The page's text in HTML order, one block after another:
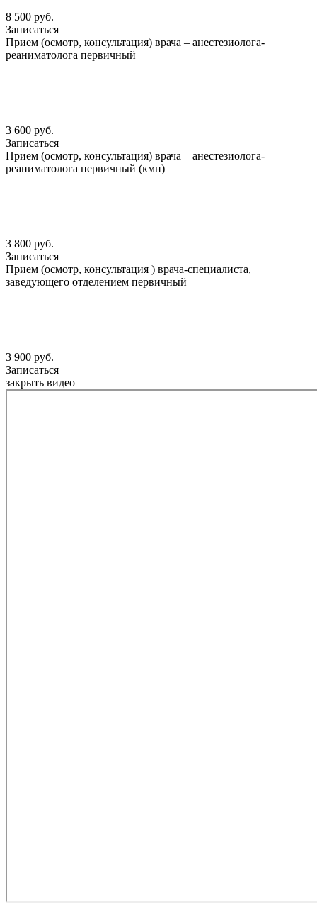
8 500 руб.
Записаться
Прием (осмотр, консультация) врача – анестезиолога-
реаниматолога первичный
3 600 руб.
Записаться
Прием (осмотр, консультация) врача – анестезиолога-
реаниматолога первичный (кмн)
3 800 руб.
Записаться
Прием (осмотр, консультация ) врача-специалиста,
заведующего отделением первичный
3 900 руб.
Записаться
закрыть видео